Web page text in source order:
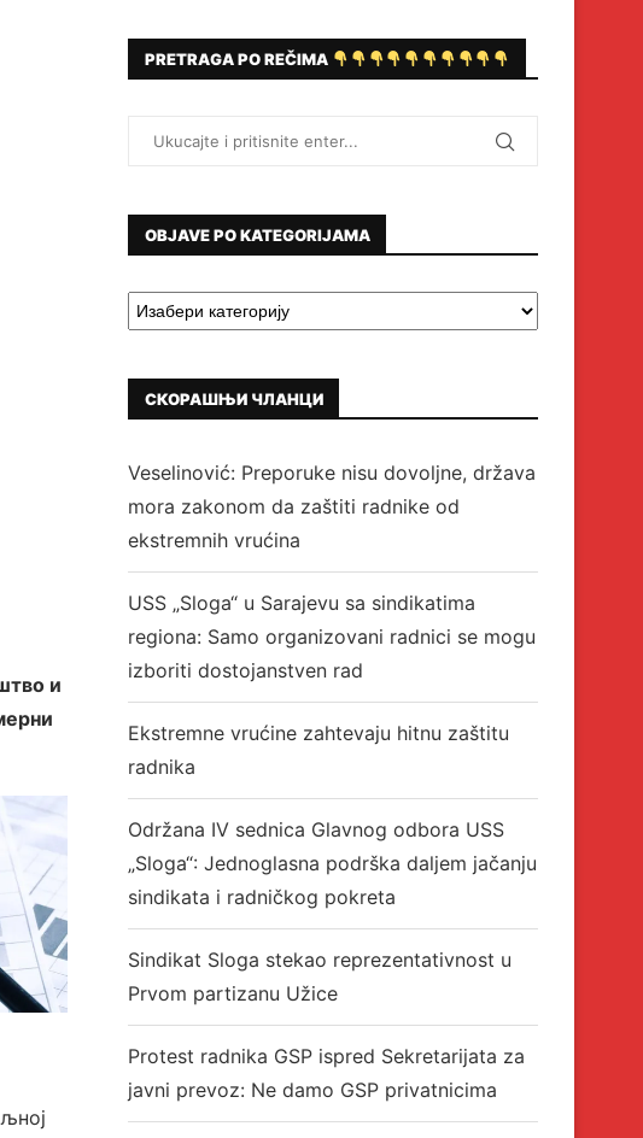
и
PRETRAGA PO REČIMA
OBJAVE PO KATEGORIJAMA
СКОРАШЊИ ЧЛАНЦИ
Veselinović: Preporuke nisu dovoljne, država
mora zakonom da zaštiti radnike od
ekstremnih vrućina
USS „Sloga“ u Sarajevu sa sindikatima
regiona: Samo organizovani radnici se mogu
izboriti dostojanstven rad
Ekstremne vrućine zahtevaju hitnu zaštitu
radnika
Održana IV sednica Glavnog odbora USS
„Sloga“: Jednoglasna podrška daljem jačanju
sindikata i radničkog pokreta
Sindikat Sloga stekao reprezentativnost u
Prvom partizanu Užice
Protest radnika GSP ispred Sekretarijata za
javni prevoz: Ne damo GSP privatnicima